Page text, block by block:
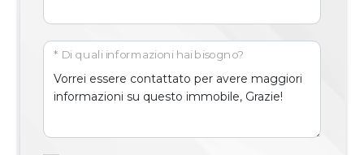
* Di quali informazioni hai bisogno?